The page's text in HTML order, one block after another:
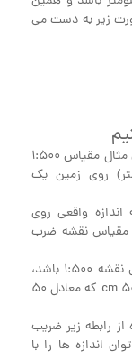
به صورت زیر به دست می
برای تبدیل اندازه واقعی به مقیاس مدنظر، به عنوان مثال مقیاس 1:500
متر) روی زمین یک
واقعی روی
مقیاس نقشه ضرب
به عنوان مثال اگر طول خط روی نقشه 10 و مقیاس نقشه 1:500 باشد،
اندازه این طول روی زمین برابر است با 10×500=5000 cm که معادل 50
رابطه زیر ضریب
اندازه ها را با